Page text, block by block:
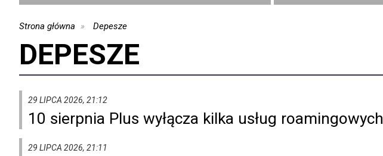
Strona główna Depesze
DEPESZE
29 LIPCA 2026, 21:12
10 sierpnia Plus wyłącza kilka usług roamingowych
29 LIPCA 2026, 21:11